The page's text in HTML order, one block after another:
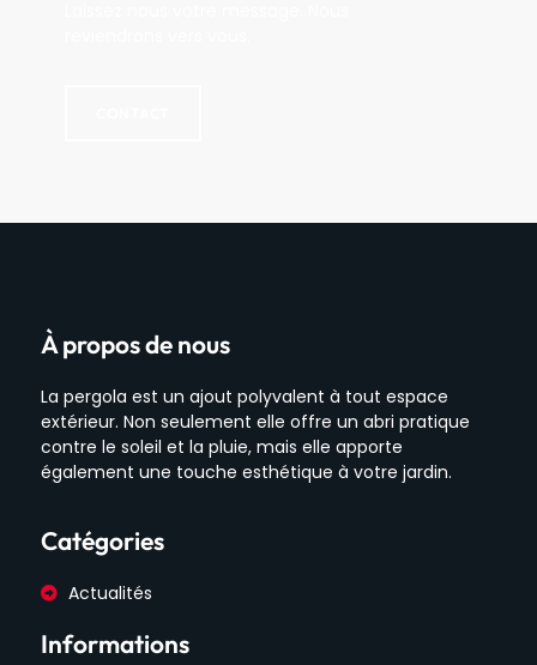
À propos de nous
La pergola est un ajout polyvalent à tout espace
extérieur. Non seulement elle offre un abri pratique
contre le soleil et la pluie, mais elle apporte
également une touche esthétique à votre jardin.
Catégories
Actualités
Informations